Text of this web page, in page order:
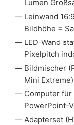
Lumen
Leinwand
Bildhöhe =
LED-Wand
Pixelpitch
Bildmischer
Mini Extreme)
Computer für
PowerPoint-
Adapterset